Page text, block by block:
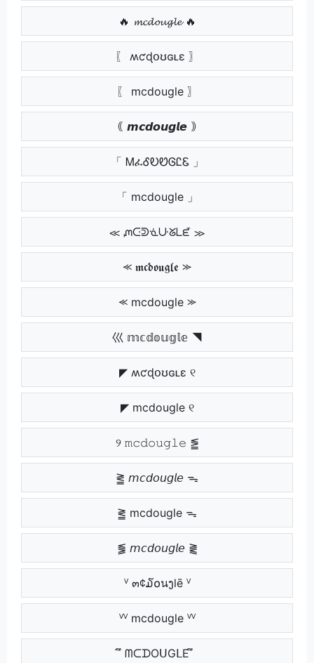
🔥 𝓶𝓬𝓭𝓸𝓾𝓰𝓵𝓮 🔥
〖 ʍƈɖօʊɢʟɛ 〗
〖 mcdougle 〗
｟ 𝙢𝙘𝙙𝙤𝙪𝙜𝙡𝙚 ｠
「 ᎷፈᎴᎧᏬᎶᏝᏋ 」
「 mcdougle 」
≪ ᘻᑢᕲᓍᑘᘜᒪᘿ ≫
⪻ 𝖒𝖈𝖉𝖔𝖚𝖌𝖑𝖊 ⪼
⪻ mcdougle ⪼
巛 𝕞𝕔𝕕𝕠𝕦𝕘𝕝𝕖 ◥
◤ ʍƈɖօʊɢʟɛ ୧
◤ mcdougle ୧
୨ 𝚖𝚌𝚍𝚘𝚞𝚐𝚕𝚎 ⪑
⪒ 𝘮𝘤𝘥𝘰𝘶𝘨𝘭𝘦 ᯓ
⪒ mcdougle ᯓ
⪓ 𝘮𝘤𝘥𝘰𝘶𝘨𝘭𝘦 ⪔
ⱽ ๓¢໓໐นງlē ⱽ
ⱽⱽ mcdougle ⱽⱽ
ึ ᗰᑕᗪOᑌGᒪE ึ